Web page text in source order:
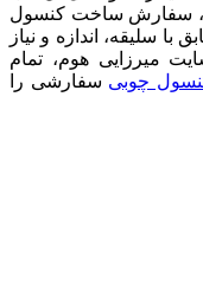
سفارش ساخت کنسول
سلیقه، اندازه و نیاز
میرزایی هوم، تمام
چوبی سفارشی را